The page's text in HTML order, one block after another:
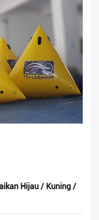
Hijau / Kuning /